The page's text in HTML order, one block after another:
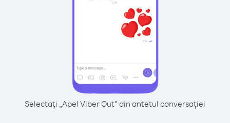
Selectați „Apel Viber Out” din antetul conversației